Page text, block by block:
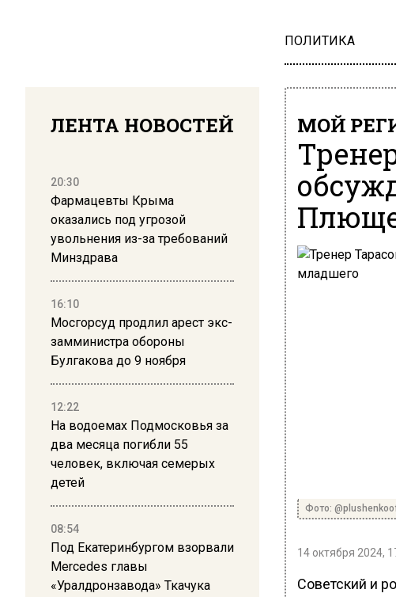
ПОЛИТИКА
ЛЕНТА НОВОСТЕЙ
20:30
Фармацевты Крыма
оказались под угрозой
увольнения из-за требований
Минздрава
16:10
Мосгорсуд продлил арест экс-
замминистра обороны
Булгакова до 9 ноября
12:22
На водоемах Подмосковья за
два месяца погибли 55
человек, включая семерых
детей
08:54
Под Екатеринбургом взорвали
Mercedes главы
«Уралдронзавода» Ткачука
МОЙ
Фото:
14 октября 2024,
Советский и